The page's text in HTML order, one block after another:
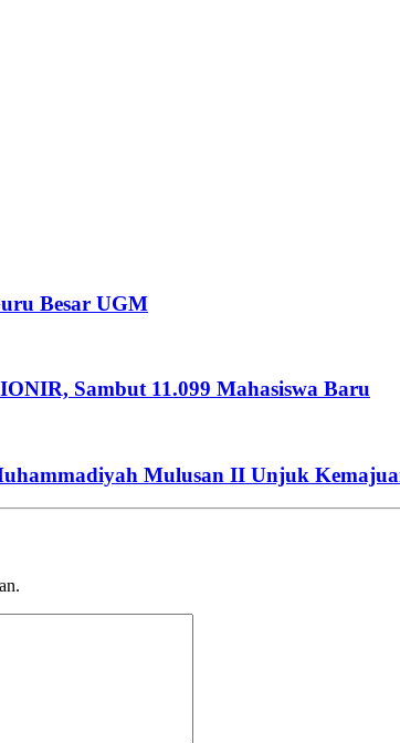
Besar UGM
Sambut 11.099 Mahasiswa Baru
Mulusan II Unjuk